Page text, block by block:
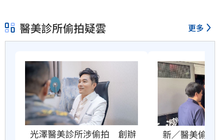
醫美診所偷拍疑雲 更多
光澤醫美診所涉偷拍　創辦
新／醫美偷拍